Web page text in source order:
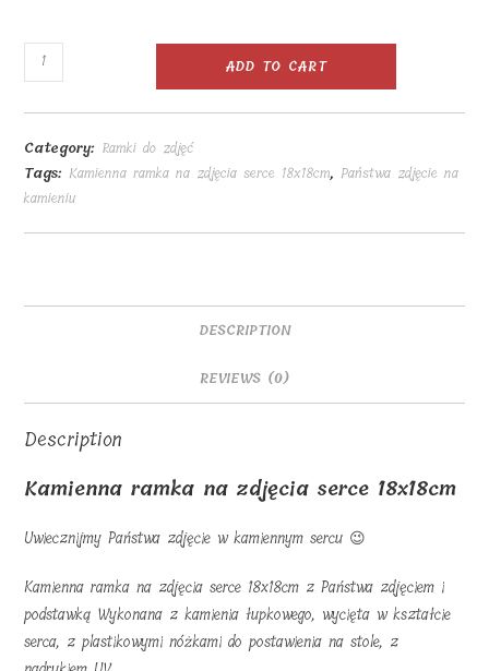
Kamienna
ramka
na
zdjęcia
serce
18x18cm
ADD TO CART
Category: Ramki do zdjęć
Tags: Kamienna ramka na zdjęcia serce 18x18cm, Państwa zdjęcie na
kamieniu
DESCRIPTION
REVIEWS (0)
Description
Kamienna ramka na zdjęcia serce 18x18cm
Uwiecznijmy Państwa zdjęcie w kamiennym sercu 😉
Kamienna ramka na zdjęcia serce 18x18cm z Państwa zdjęciem i
podstawką Wykonana z kamienia łupkowego, wycięta w kształcie
serca, z plastikowymi nóżkami do postawienia na stole, z